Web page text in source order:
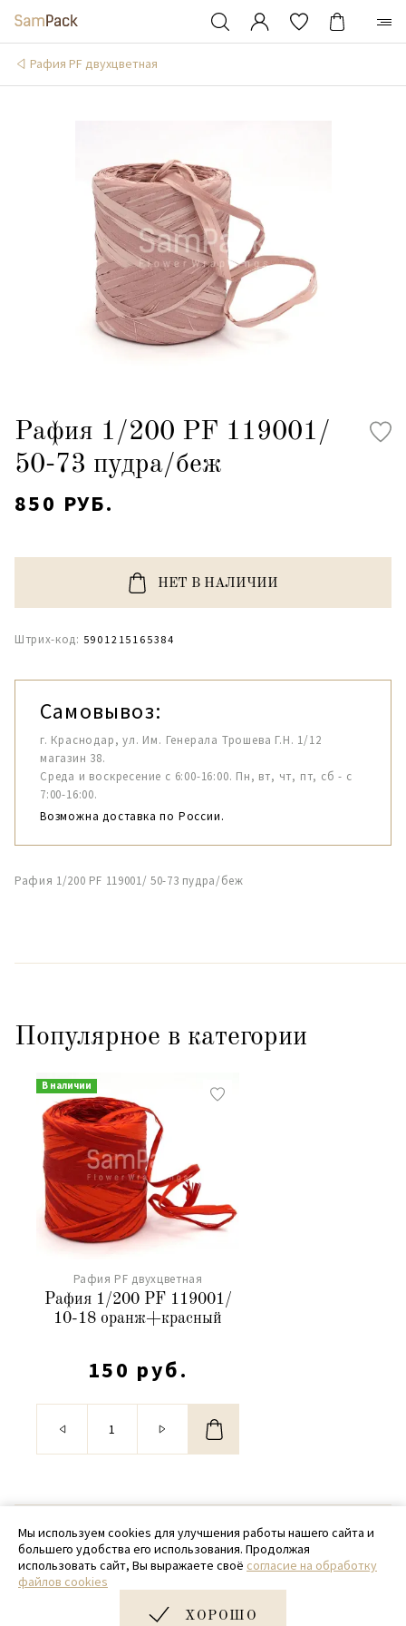
Рафия PF двухцветная
Рафия 1/200 PF 119001/
50-73 пудра/беж
850 РУБ.
НЕТ В НАЛИЧИИ
Штрих-код: 5901215165384
Самовывоз:
г. Краснодар, ул. Им. Генерала Трошева Г.Н. 1/12
магазин 38.
Среда и воскресение с 6:00-16:00. Пн, вт, чт, пт, сб - с
7:00-16:00.
Возможна доставка по России.
Рафия 1/200 PF 119001/ 50-73 пудра/беж
Популярное в категории
В наличии
Рафия PF двухцветная
Рафия 1/200 PF 119001/
10-18 оранж+красный
150 руб.
© 2020 - 2026 SamPack
+ 7 (918) 699-97-87
zakaz@sampack.store
Мы используем cookies для улучшения работы нашего сайта и
большего удобства его использования. Продолжая
использовать сайт, Вы выражаете своё согласие на обработку
файлов cookies
ХОРОШО